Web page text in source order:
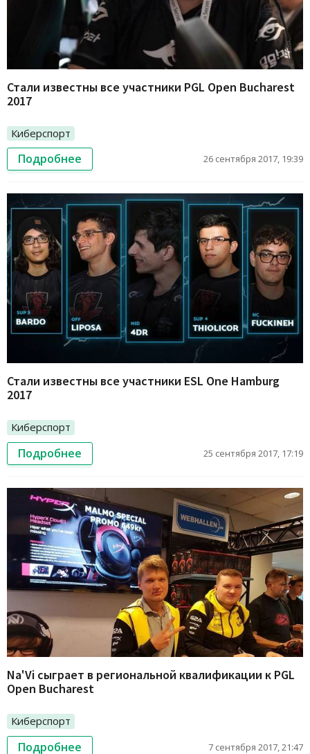
Стали известны все участники PGL Open Bucharest
2017
Киберспорт
Подробнее 26 сентября 2017, 19:39
Стали известны все участники ESL One Hamburg
2017
Киберспорт
Подробнее 25 сентября 2017, 17:19
Na'Vi сыграет в региональной квалификации к PGL
Open Bucharest
Киберспорт
Подробнее 7 сентября 2017, 21:47